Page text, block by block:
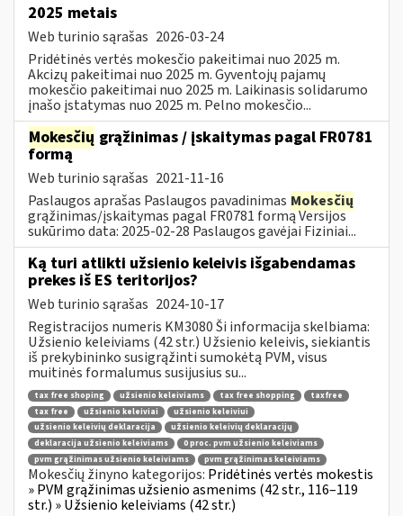
2025 metais
Web turinio sąrašas 2026-03-24
Pridėtinės vertės mokesčio pakeitimai nuo 2025 m.
Akcizų pakeitimai nuo 2025 m. Gyventojų pajamų
mokesčio pakeitimai nuo 2025 m. Laikinasis solidarumo
įnašo įstatymas nuo 2025 m. Pelno mokesčio...
Mokesčių grąžinimas / įskaitymas pagal FR0781
formą
Web turinio sąrašas 2021-11-16
Paslaugos aprašas Paslaugos pavadinimas Mokesčių
grąžinimas/įskaitymas pagal FR0781 formą Versijos
sukūrimo data: 2025-02-28 Paslaugos gavėjai Fiziniai...
Ką turi atlikti užsienio keleivis išgabendamas
prekes iš ES teritorijos?
Web turinio sąrašas 2024-10-17
Registracijos numeris KM3080 Ši informacija skelbiama:
Užsienio keleiviams (42 str.) Užsienio keleivis, siekiantis
iš prekybininko susigrąžinti sumokėtą PVM, visus
muitinės formalumus susijusius su...
tax free shoping užsienio keleiviams tax free shopping
taxfree
tax free
užsienio keleiviai
užsienio keleiviui
užsienio keleivių deklaracija
užsienio keleivių deklaracijų
deklaracija užsienio keleiviams
0 proc. pvm užsienio keleiviams
pvm grąžinimas užsienio keleiviams
pvm grąžinimas keleiviams
Mokesčių žinyno kategorijos: Pridėtinės vertės mokestis
» PVM grąžinimas užsienio asmenims (42 str., 116–119
str.) » Užsienio keleiviams (42 str.)